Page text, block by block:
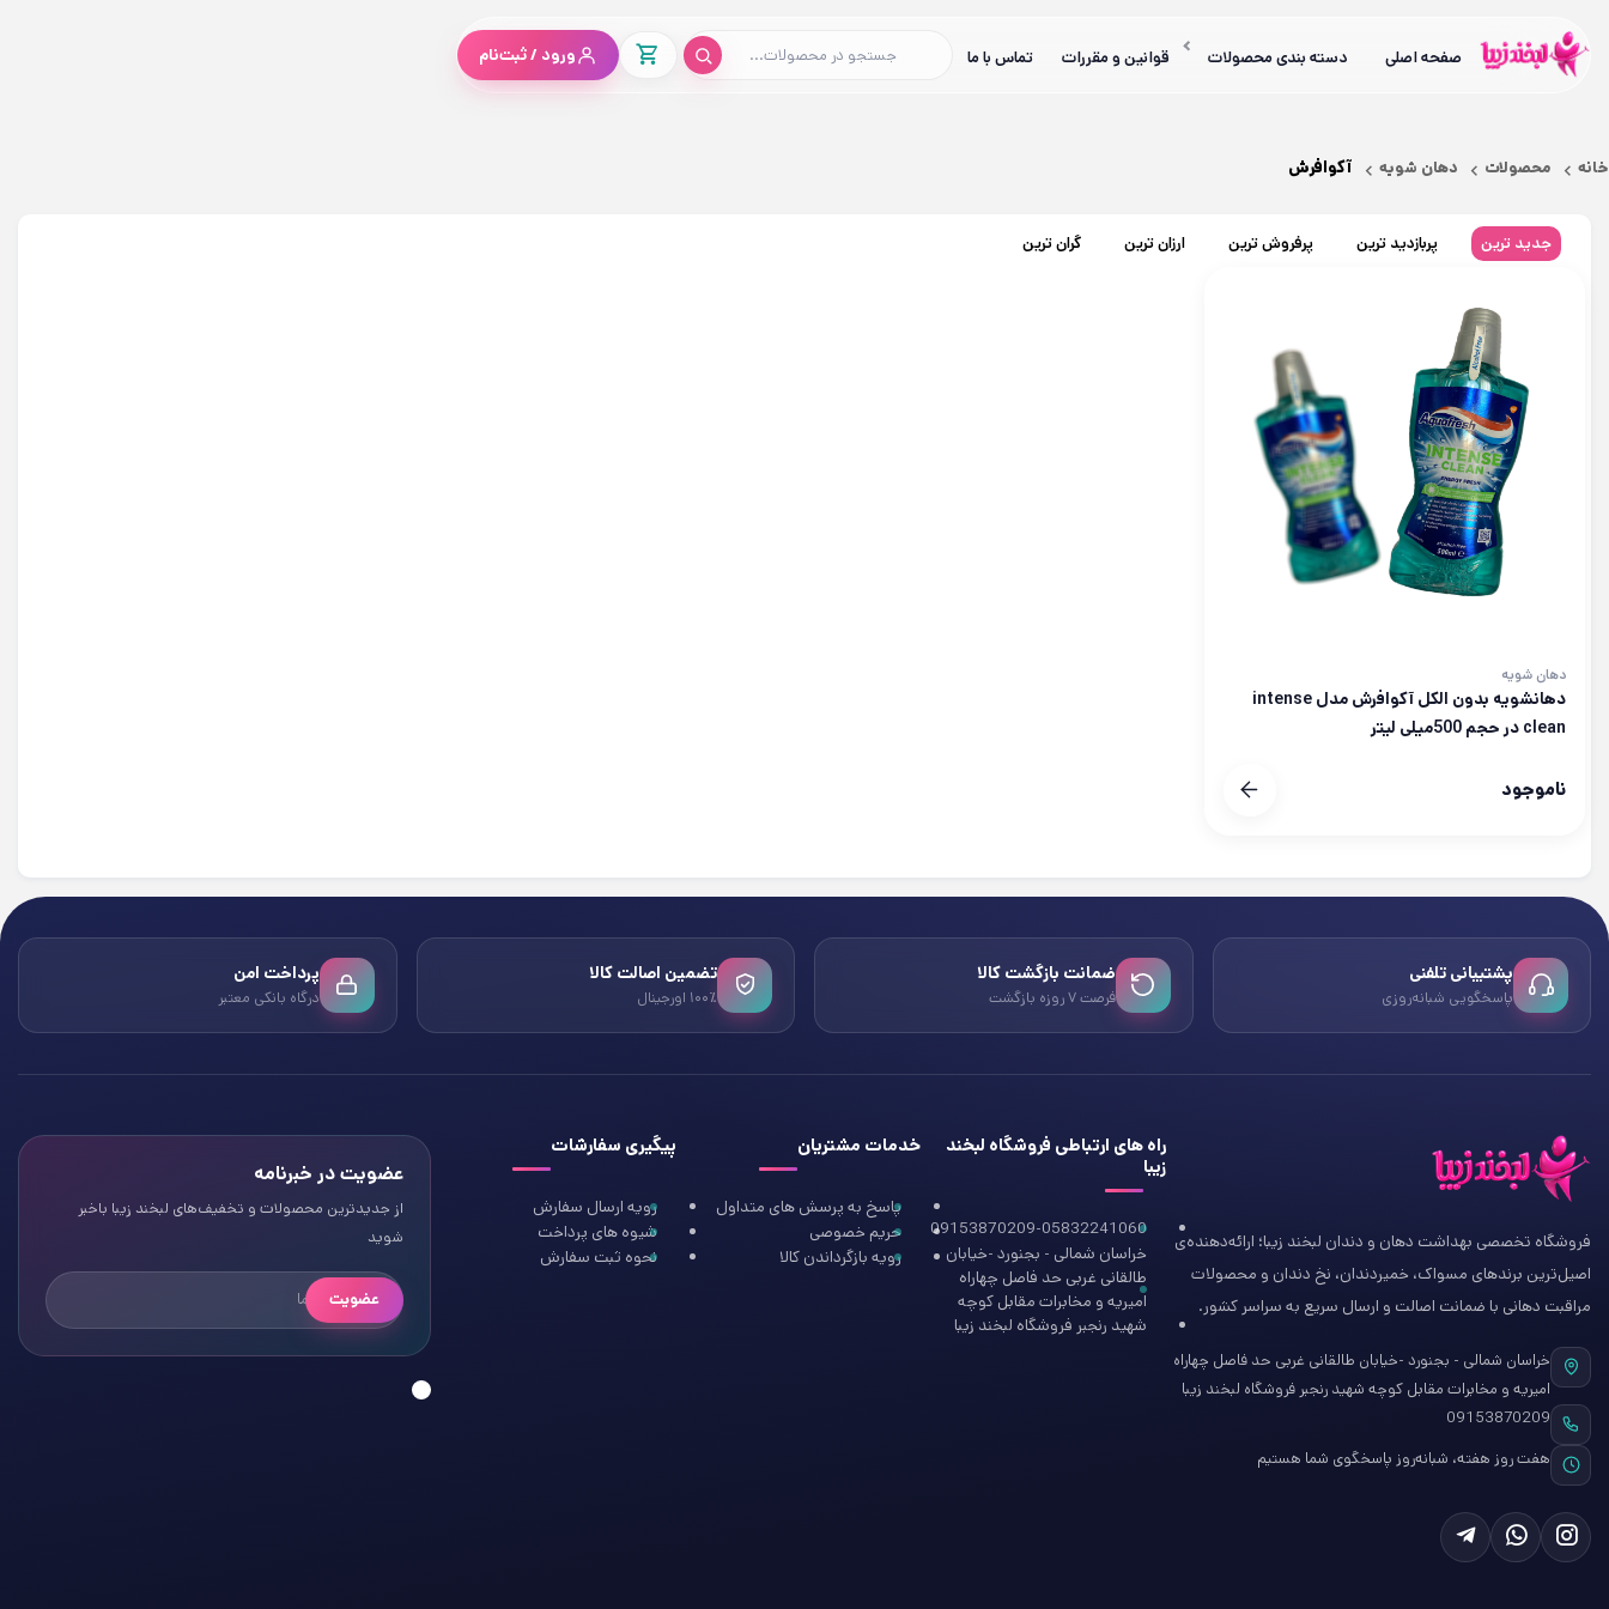
صفحه اصلی دسته بندی محصولات قوانین و مقررات تماس با ما ورود / ثبت‌نام
خانه محصولات دهان شویه آکوافرش
جدید ترین پربازدید ترین پرفروش ترین ارزان ترین گران ترین
دهان شویه
دهانشویه بدون الکل آکوافرش مدل intense
clean در حجم 500میلی لیتر
ناموجود
پشتیبانی تلفنی
پاسخگویی شبانه‌روزی
ضمانت بازگشت کالا
فرصت ۷ روزه بازگشت
تضمین اصالت کالا
۱۰۰٪ اورجینال
پرداخت امن
درگاه بانکی معتبر
فروشگاه تخصصی بهداشت دهان و دندان لبخند زیبا؛ ارائه‌دهنده‌ی
اصیل‌ترین برندهای مسواک، خمیردندان، نخ دندان و محصولات
مراقبت دهانی با ضمانت اصالت و ارسال سریع به سراسر کشور.
خراسان شمالی - بجنورد -خیابان طالقانی غربی حد فاصل چهاراه
امیریه و مخابرات مقابل کوچه شهید رنجبر فروشگاه لبخند زیبا
09153870209
هفت روز هفته، شبانه‌روز پاسخگوی شما هستیم
راه های ارتباطی فروشگاه لبخند
زیبا
09153870209-05832241060
خراسان شمالی - بجنورد -خیابان
طالقانی غربی حد فاصل چهاراه
امیریه و مخابرات مقابل کوچه
شهید رنجبر فروشگاه لبخند زیبا
خدمات مشتریان
پاسخ به پرسش های متداول
حریم خصوصی
رویه بازگرداندن کالا
پیگیری سفارشات
رویه ارسال سفارش
شیوه های پرداخت
نحوه ثبت سفارش
عضویت در خبرنامه
از جدیدترین محصولات و تخفیف‌های لبخند زیبا باخبر
شوید
عضویت